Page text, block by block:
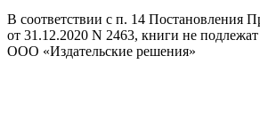
В соответствии с п. 14 Постановления
от 31.12.2020 N 2463, книги не
ООО «Издательские решения»